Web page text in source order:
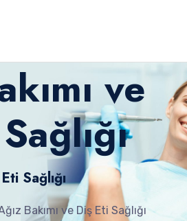
ve
Sağlığı
Bakımı ve Diş Eti Sağlığı